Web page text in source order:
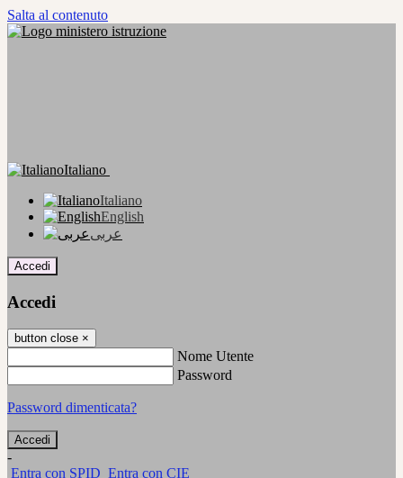
Salta al contenuto
Italiano
Italiano
English
عربى
Accedi
Accedi
button close ×
Nome Utente
Password
Password dimenticata?
-
Entra con SPID Entra con CIE